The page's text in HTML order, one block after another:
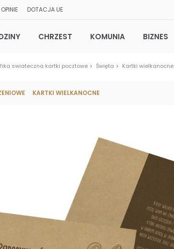
OPINIE DOTACJA UE
CHRZEST KOMUNIA BIZNES
swiateczna kartki pocztowe Święta Kartki wielkanocne
KARTKI WIELKANOCNE